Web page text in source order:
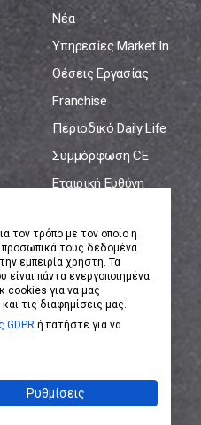
Νέα
Υπηρεσίες Market In
Θέσεις Εργασίας
Franchise
Περιοδικό Daily Life
Συμμόρφωση CE
Εταιρική Ευθύνη
τον τρόπο με τον οποίο η
προσωπικά τους δεδομένα
εμπειρία χρήστη. Τα
πάντα ενεργοποιημένα.
cookies για να μας
τις διαφημίσεις μας.
GDPR ή πατήστε για να
Ρυθμίσεις